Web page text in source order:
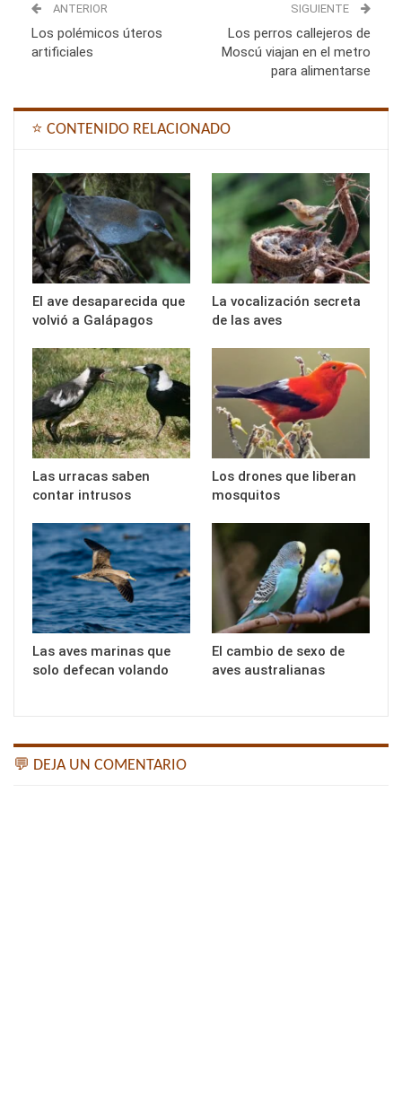
ANTERIOR
Los polémicos úteros
artificiales
SIGUIENTE
Los perros callejeros de
Moscú viajan en el metro
para alimentarse
⭐ CONTENIDO RELACIONADO
El ave desaparecida que
volvió a Galápagos
La vocalización secreta
de las aves
Las urracas saben
contar intrusos
Los drones que liberan
mosquitos
Las aves marinas que
solo defecan volando
El cambio de sexo de
aves australianas
💬 DEJA UN COMENTARIO